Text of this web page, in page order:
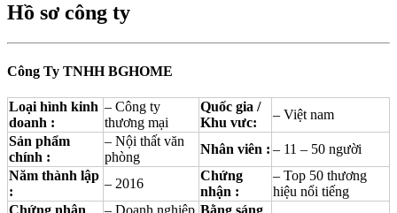
Hồ sơ công ty
Công Ty TNHH BGHOME
Loại hình kinh
doanh :
– Công ty
thương mại
Quốc gia /
Khu vưc:
– Việt nam
Sản phẩm
chính :
– Nội thất văn
phòng
Nhân viên : – 11 – 50 người
Năm thành lập
:
– 2016
Chứng
nhận :
– Top 50 thương
hiệu nổi tiếng
Chứng nhận
– Doanh nghiệp Bằng sáng